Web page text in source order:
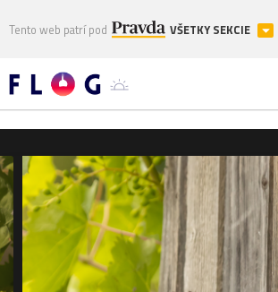
Tento web patrí pod VŠETKY SEKCIE